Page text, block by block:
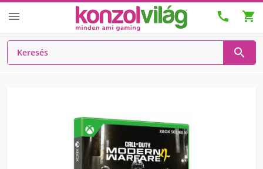
  
